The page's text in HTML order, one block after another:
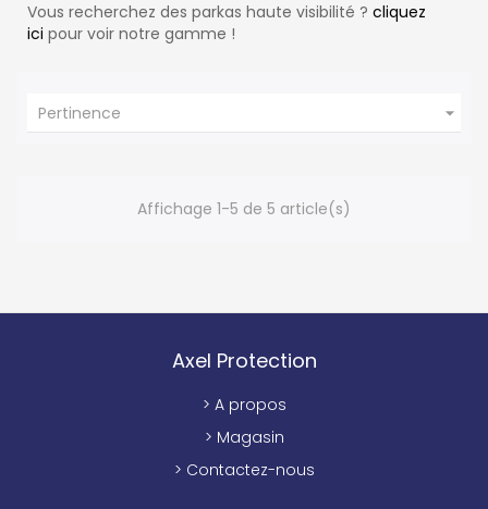
Vous recherchez des parkas haute visibilité ? cliquez
ici pour voir notre gamme !
Pertinence 
Affichage 1-5 de 5 article(s)
Axel Protection
> A propos
> Magasin
> Contactez-nous